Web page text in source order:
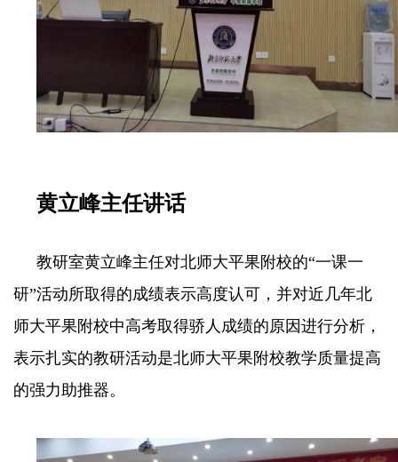
黄立峰主任讲话
教研室黄立峰主任对北师大平果附校的“一课一
研”活动所取得的成绩表示高度认可，并对近几年北
师大平果附校中高考取得骄人成绩的原因进行分析，
表示扎实的教研活动是北师大平果附校教学质量提高
的强力助推器。